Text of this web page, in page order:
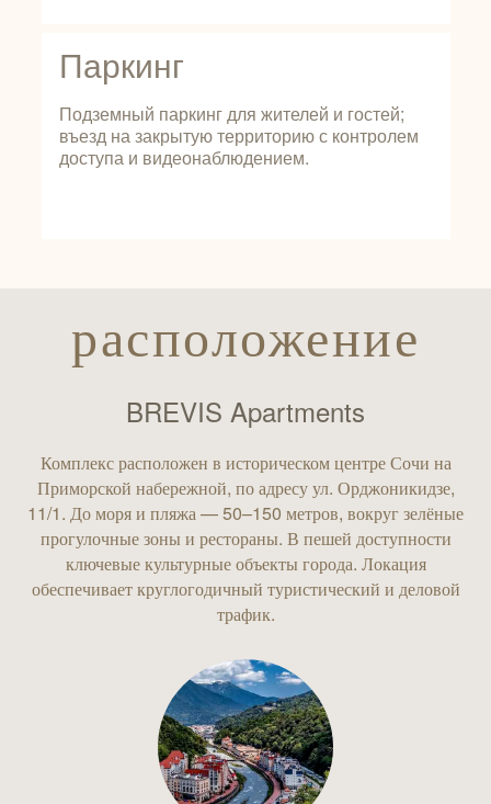
Паркинг
Подземный паркинг для жителей и гостей;
въезд на закрытую территорию с контролем
доступа и видеонаблюдением.
расположение
BREVIS Apartments
Комплекс расположен в историческом центре Сочи на
Приморской набережной, по адресу ул. Орджоникидзе,
11/1. До моря и пляжа — 50–150 метров, вокруг зелёные
прогулочные зоны и рестораны. В пешей доступности
ключевые культурные объекты города. Локация
обеспечивает круглогодичный туристический и деловой
трафик.